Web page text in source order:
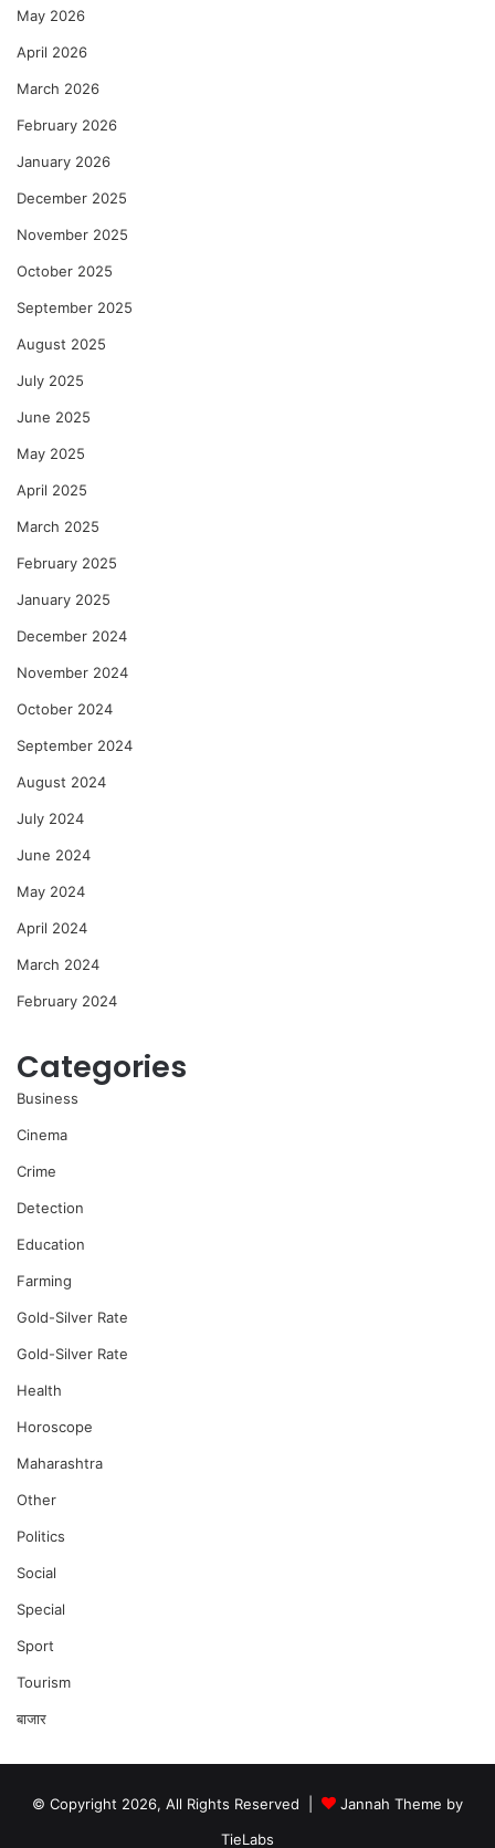
May 2026
April 2026
March 2026
February 2026
January 2026
December 2025
November 2025
October 2025
September 2025
August 2025
July 2025
June 2025
May 2025
April 2025
March 2025
February 2025
January 2025
December 2024
November 2024
October 2024
September 2024
August 2024
July 2024
June 2024
May 2024
April 2024
March 2024
February 2024
Categories
Business
Cinema
Crime
Detection
Education
Farming
Gold-Silver Rate
Gold-Silver Rate
Health
Horoscope
Maharashtra
Other
Politics
Social
Special
Sport
Tourism
बाजार
© Copyright 2026, All Rights Reserved |
Jannah Theme by
TieLabs